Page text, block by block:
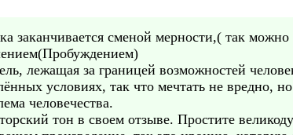
заканчивается сменой мерности,( так
лежащая за границей возможностей
условиях, так что мечтать не
человечества.
тон в своем отзыве. Простите